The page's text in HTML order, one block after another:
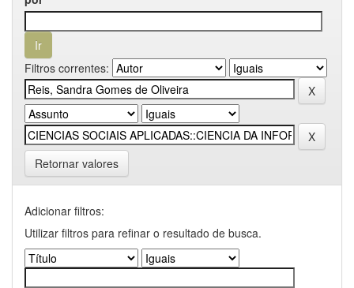
Filtros correntes:
Retornar valores
Adicionar filtros:
Utilizar filtros para refinar o resultado de busca.